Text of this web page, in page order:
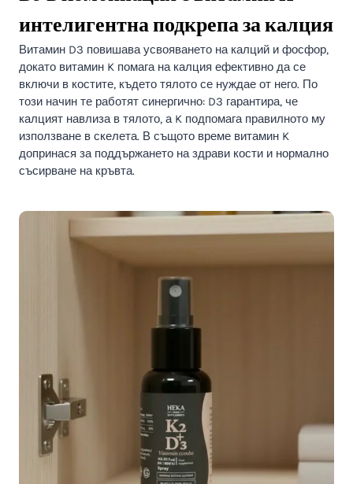
интелигентна подкрепа за калция
Витамин D3 повишава усвояването на калций и фосфор,
докато витамин K помага на калция ефективно да се
включи в костите, където тялото се нуждае от него. По
този начин те работят синергично: D3 гарантира, че
калцият навлиза в тялото, а K подпомага правилното му
използване в скелета. В същото време витамин K
допринася за поддържането на здрави кости и нормално
съсирване на кръвта.